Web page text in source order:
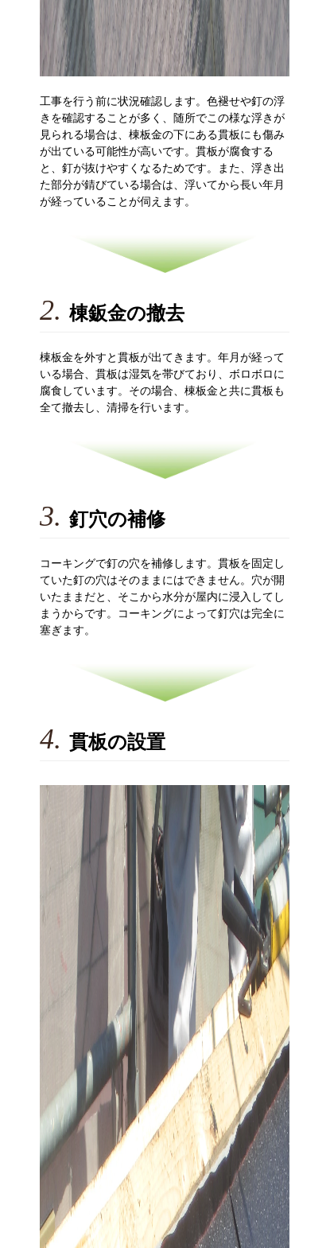
工事を行う前に状況確認します。色褪せや釘の浮
きを確認することが多く、随所でこの様な浮きが
見られる場合は、棟板金の下にある貫板にも傷み
が出ている可能性が高いです。貫板が腐食する
と、釘が抜けやすくなるためです。また、浮き出
た部分が錆びている場合は、浮いてから長い年月
が経っていることが伺えます。
2. 棟鈑金の撤去
棟板金を外すと貫板が出てきます。年月が経って
いる場合、貫板は湿気を帯びており、ボロボロに
腐食しています。その場合、棟板金と共に貫板も
全て撤去し、清掃を行います。
3. 釘穴の補修
コーキングで釘の穴を補修します。貫板を固定し
ていた釘の穴はそのままにはできません。穴が開
いたままだと、そこから水分が屋内に浸入してし
まうからです。コーキングによって釘穴は完全に
塞ぎます。
4. 貫板の設置